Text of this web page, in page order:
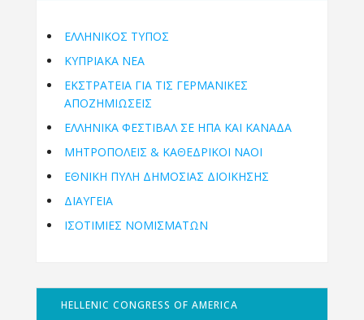
ΕΛΛΗΝΙΚΟΣ ΤΥΠΟΣ
ΚΥΠΡΙΑΚΑ ΝΕΑ
ΕΚΣΤΡΑΤΕΙΑ ΓΙΑ ΤΙΣ ΓΕΡΜΑΝΙΚΕΣ
ΑΠΟΖΗΜΙΩΣΕΙΣ
ΕΛΛΗΝΙΚΆ ΦΕΣΤΙΒΆΛ ΣΕ ΗΠΑ ΚΑΙ ΚΑΝΑΔΑ
ΜΗΤΡΟΠΌΛΕΙΣ & ΚΑΘΕΔΡΙΚΟΊ ΝΑΟΊ
ΕΘΝΙΚΉ ΠΎΛΗ ΔΗΜΌΣΙΑΣ ΔΙΟΊΚΗΣΗΣ
ΔΙΑΥΓΕΙΑ
ΙΣΟΤΙΜΙΕΣ ΝΟΜΙΣΜΑΤΩΝ
HELLENIC CONGRESS OF AMERICA